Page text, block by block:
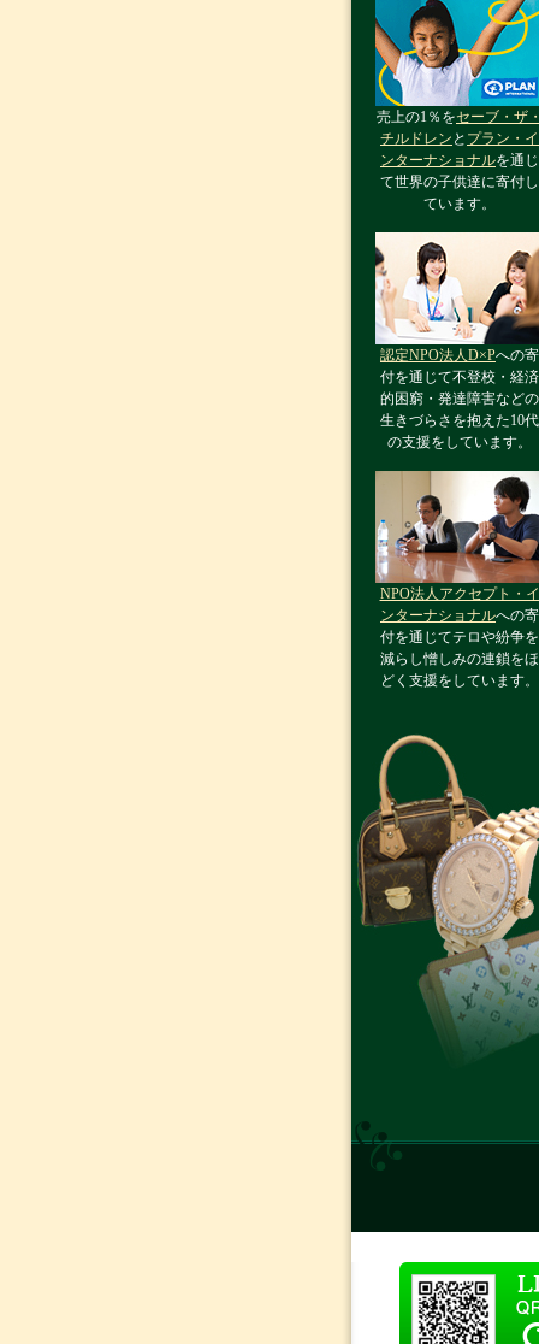
売上の1％をセーブ・ザ
チルドレン と プラン・イ
ンターナショナルを通じ
て世界の子供達に寄付し
ています。
認定NPO法人D×Pへの寄
付を通じて不登校・経済
的困窮・発達障害などの
生きづらさを抱えた10代
の支援をしています。
NPO法人アクセプト・イ
ンターナショナルへの寄
付を通じてテロや紛争を
減らし憎しみの連鎖をほ
どく支援をしています。